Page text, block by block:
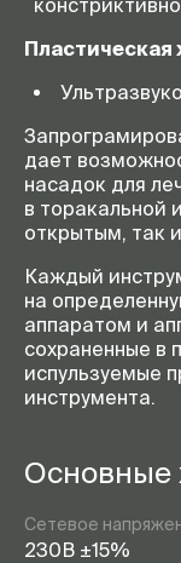
Пластическая
дает
насадок для
в торакальной
открытым, так
Каждый
на
аппаратом и
сохраненные в
испульзуемые
инструмента.
Основные
Сетевое
230В ±15%